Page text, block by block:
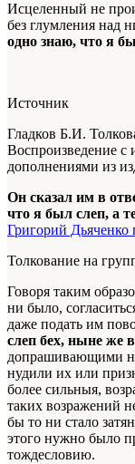
Исцеленный не
без глумления над
одно знаю, что я
Источник
Гладков Б.И.
Воспроизведение с
дополнениями из
Он сказал им в
что я был слеп, а
Григорий Дьяченко
Толкование на
Говоря таким
ни было,
даже подать им
слеп бех, ныне же
допрашивающими
нудили их или
более сильныя,
таких возражений
бы то ни стало
этого нужно было
тождесловию.